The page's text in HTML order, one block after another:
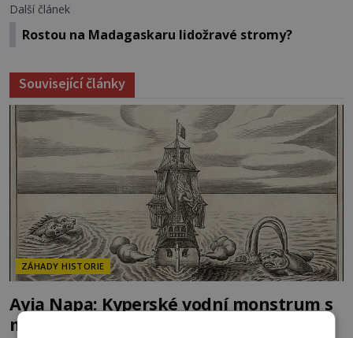
Další článek
Rostou na Madagaskaru lidožravé stromy?
Související články
ZÁHADY HISTORIE
Ayia Napa: Kyperské vodní monstrum s
mírumilovnou povahou